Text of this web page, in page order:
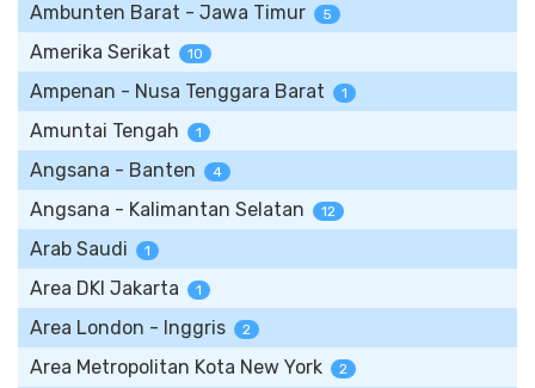
Ambunten Barat - Jawa Timur 5
Amerika Serikat 10
Ampenan - Nusa Tenggara Barat 1
Amuntai Tengah 1
Angsana - Banten 4
Angsana - Kalimantan Selatan 12
Arab Saudi 1
Area DKI Jakarta 1
Area London - Inggris 2
Area Metropolitan Kota New York 2